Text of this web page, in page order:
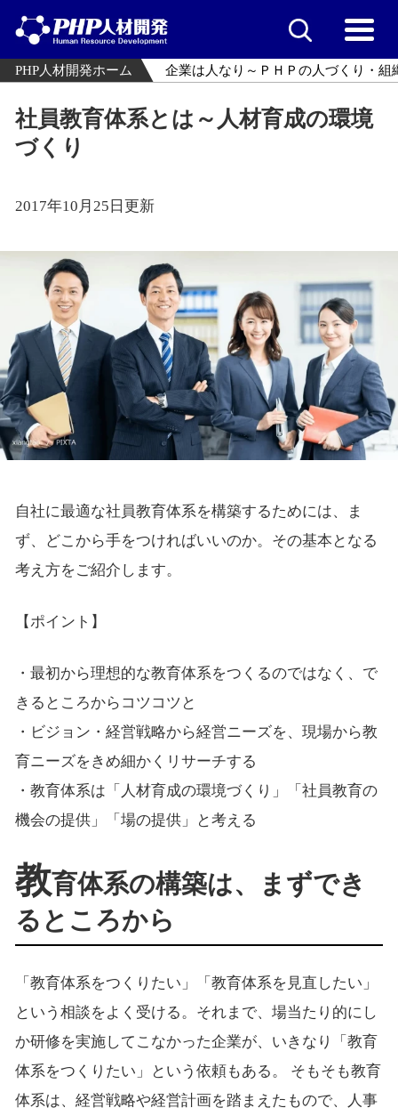
PHP人材開発ホーム 企業は人なり～ＰＨＰの人づくり・組
社員教育体系とは～人材育成の環境
づくり
2017年10月25日更新
自社に最適な社員教育体系を構築するためには、ま
ず、どこから手をつければいいのか。その基本となる
考え方をご紹介します。
【ポイント】
・最初から理想的な教育体系をつくるのではなく、で
きるところからコツコツと
・ビジョン・経営戦略から経営ニーズを、現場から教
育ニーズをきめ細かくリサーチする
・教育体系は「人材育成の環境づくり」「社員教育の
機会の提供」「場の提供」と考える
教育体系の構築は、まずでき
るところから
「教育体系をつくりたい」「教育体系を見直したい」
という相談をよく受ける。それまで、場当たり的にし
か研修を実施してこなかった企業が、いきなり「教育
体系をつくりたい」という依頼もある。 そもそも教育
体系は、経営戦略や経営計画を踏まえたもので、人事